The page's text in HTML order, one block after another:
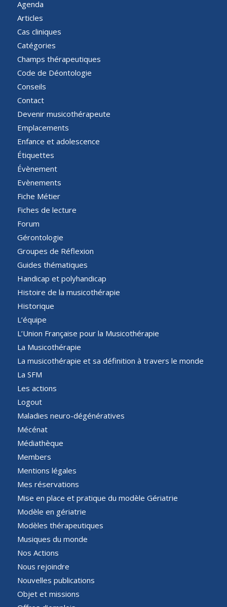
Agenda
Articles
Cas cliniques
Catégories
Champs thérapeutiques
Code de Déontologie
Conseils
Contact
Devenir musicothérapeute
Emplacements
Enfance et adolescence
Étiquettes
Évènement
Evènements
Fiche Métier
Fiches de lecture
Forum
Gérontologie
Groupes de Réflexion
Guides thématiques
Handicap et polyhandicap
Histoire de la musicothérapie
Historique
L’équipe
L’Union Française pour la Musicothérapie
La Musicothérapie
La musicothérapie et sa définition à travers le monde
La SFM
Les actions
Logout
Maladies neuro-dégénératives
Mécénat
Médiathèque
Members
Mentions légales
Mes réservations
Mise en place et pratique du modèle Gériatrie
Modèle en gériatrie
Modèles thérapeutiques
Musiques du monde
Nos Actions
Nous rejoindre
Nouvelles publications
Objet et missions